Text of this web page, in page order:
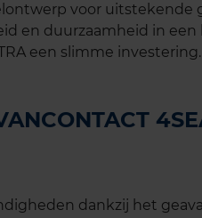
voor uitstekende
en duurzaamheid in een
een slimme investering.
dankzij het